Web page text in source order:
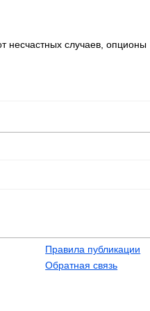
несчастных случаев, опционы
Правила публикации
Обратная связь